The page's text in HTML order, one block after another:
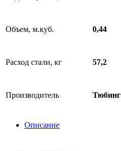
Объем, м.куб. 0,44
Расход стали, кг 57,2
Производитель Тюбинг
Описание